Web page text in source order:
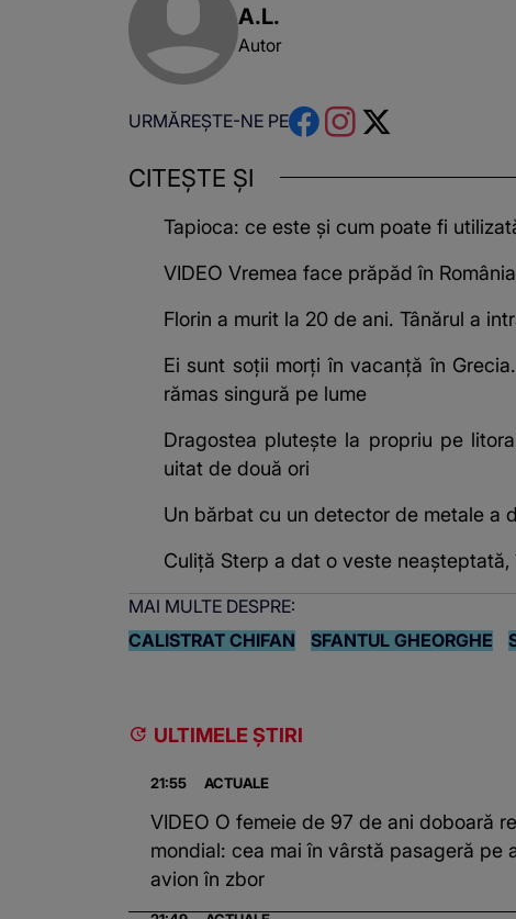
A.L.
Autor
URMĂREȘTE-NE PE
CITEȘTE ȘI
Tapioca: ce este și cum poate fi
VIDEO Vremea face prăpăd în
Florin a murit la 20 de ani. Tânărul a
Ei sunt soții morți în vacanță în
rămas singură pe lume
Dragostea plutește la propriu pe
uitat de două ori
Un bărbat cu un detector de metale a
Culiță Sterp a dat o veste
MAI MULTE DESPRE:
CALISTRAT CHIFAN
SFANTUL GHEORGHE
ULTIMELE ȘTIRI
21:55 ACTUALE
VIDEO O femeie de 97 de ani doboară
mondial: cea mai în vârstă pasageră pe
avion în zbor